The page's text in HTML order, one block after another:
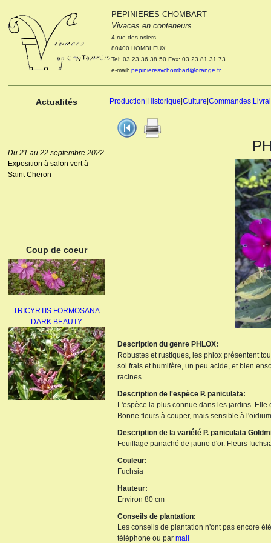
PEPINIERES CHOMBART
Vivaces en conteneurs
4 rue des osiers
80400 HOMBLEUX
Tel: 03.23.36.38.50 Fax: 03.23.81.31.73
e-mail: pepinieresvchombart@orange.fr
Actualités Production Historique Culture Commandes
Le 04 et 05 octobre 2022
Portes ouvertes de la
pépinière : Visite des
cultures, découverte des
nouveautés. Le rendez-vous
des passionnés Le mardi 04
Du 21 au 22 septembre 2022
Exposition à salon vert à
Saint Cheron
Coup de coeur
TRICYRTIS FORMOSANA
DARK BEAUTY
Description du genre PHLOX:
Robustes et rustiques, les phlox présentent
sol frais et humifère, un peu acide, et bien
racines.
Description de l'espèce P. paniculata:
L'espèce la plus connue dans les jardins.
Bonne fleurs à couper, mais sensible à
Description de la variété P. paniculata
Feuillage panaché de jaune d'or. Fleurs
Couleur:
Fuchsia
Hauteur:
Environ 80 cm
Conseils de plantation:
Les conseils de plantation n'ont pas encore
téléphone ou par mail